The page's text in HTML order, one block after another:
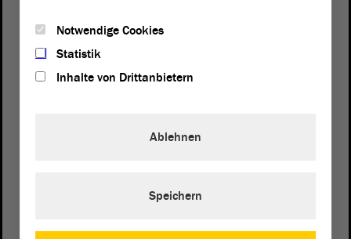
Notwendige Cookies
Statistik
Inhalte von Drittanbietern
Ablehnen
Speichern